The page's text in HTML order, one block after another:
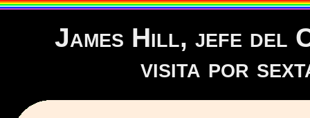
James Hill, jefe del
visita por